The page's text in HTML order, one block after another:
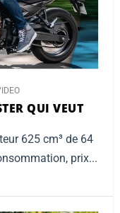
QUI VEUT
625 cm³ de 64
prix...